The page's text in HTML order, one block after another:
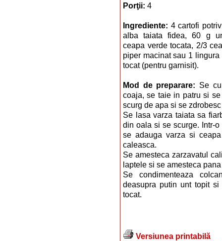
Porţii: 4
Ingrediente: 4 cartofi
alba taiata fidea, 60 g
ceapa verde tocata, 2/3
piper macinat sau 1
tocat (pentru garnisit).
Mod de preparare: Se
coaja, se taie in patru si
scurg de apa si se
Se lasa varza taiata sa
din oala si se scurge. Intr-
se adauga varza si
caleasca.
Se amesteca zarzavatul
laptele si se amesteca
Se condimenteaza
deasupra putin unt topit
tocat.
Versiunea printabilă